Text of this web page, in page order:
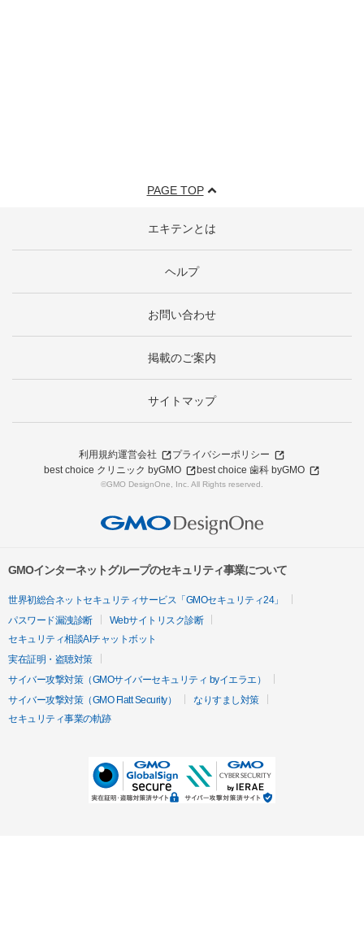
PAGE TOP
エキテンとは
ヘルプ
お問い合わせ
掲載のご案内
サイトマップ
利用規約運営会社
プライバシーポリシー
best choice クリニック byGMO
best choice 歯科 byGMO
©GMO DesignOne, Inc. All Rights reserved.
GMOインターネットグループのセキュリティ事業について
世界初総合ネットセキュリティサービス「GMOセキュリティ24」
パスワード漏洩診断
Webサイトリスク診断
セキュリティ相談AIチャットボット
実在証明・盗聴対策
サイバー攻撃対策（GMOサイバーセキュリティ byイエラエ）
サイバー攻撃対策（GMO Flatt Security）
なりすまし対策
セキュリティ事業の軌跡